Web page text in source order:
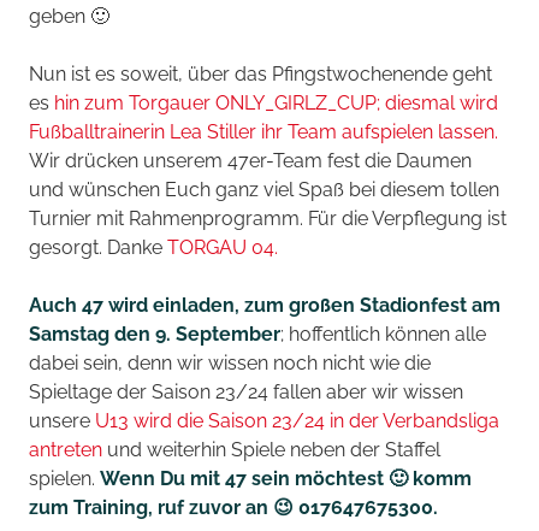
geben 🙂
Nun ist es soweit, über das Pfingstwochenende geht
es hin zum Torgauer ONLY_GIRLZ_CUP; diesmal wird
Fußballtrainerin Lea Stiller ihr Team aufspielen lassen.
Wir drücken unserem 47er-Team fest die Daumen
und wünschen Euch ganz viel Spaß bei diesem tollen
Turnier mit Rahmenprogramm. Für die Verpflegung ist
gesorgt. Danke TORGAU 04.
Auch 47 wird einladen, zum großen Stadionfest am
Samstag den 9. September; hoffentlich können alle
dabei sein, denn wir wissen noch nicht wie die
Spieltage der Saison 23/24 fallen aber wir wissen
unsere U13 wird die Saison 23/24 in der Verbandsliga
antreten und weiterhin Spiele neben der Staffel
spielen. Wenn Du mit 47 sein möchtest 🙂 komm
zum Training, ruf zuvor an 😉 017647675300.